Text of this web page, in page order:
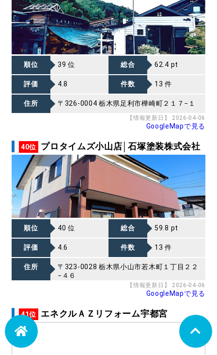
順位 39 位 総合 62.4 pt
評価 4.8 件数 13 件
住所 〒326-0004 栃木県足利市樺崎町２１７−１
【情報更新日】 2026-04-06
GoogleMapで見る
40位 プロタイムズ小山店│石塚塗装株式会社
順位 40 位 総合 59.8 pt
評価 4.6 件数 13 件
住所
〒323-0028 栃木県小山市若木町１丁目２２
−４６
【情報更新日】 2026-04-06
GoogleMapで見る
41位 エネクルＡＺリフォーム宇都宮